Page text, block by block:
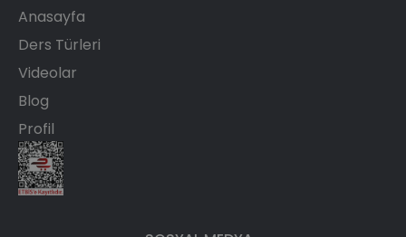
Anasayfa
Ders Türleri
Videolar
Blog
Profil